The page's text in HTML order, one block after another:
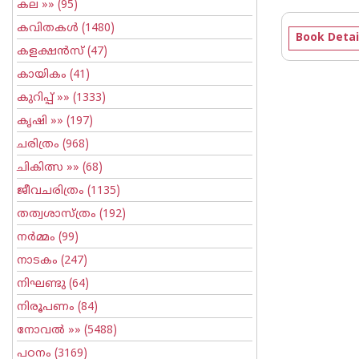
കല »» (95)
കവിതകള്‍ (1480)
കളക്ഷന്‍സ്(47)
കായികം (41)
കുറിപ്പ്‌ »» (1333)
കൃഷി »» (197)
ചരിത്രം (968)
ചികിത്സ »» (68)
ജീവചരിത്രം (1135)
തത്വശാസ്ത്രം (192)
നര്‍മ്മം (99)
നാടകം (247)
നിഘണ്ടു (64)
നിരൂപണം (84)
നോവല്‍ »» (5488)
പഠനം (3169)
Book